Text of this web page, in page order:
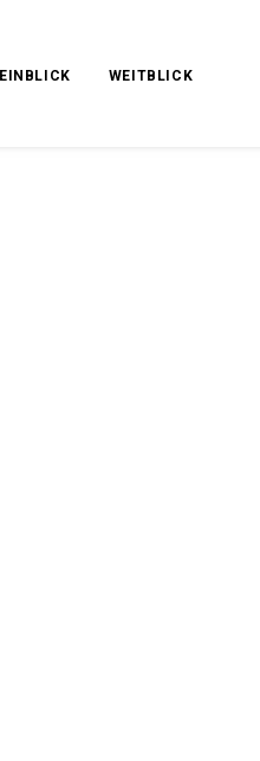
EINBLICK WEITBLICK